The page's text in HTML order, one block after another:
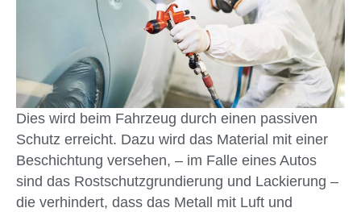
Dies wird beim Fahrzeug durch einen passiven
Schutz erreicht. Dazu wird das Material mit einer
Beschichtung versehen, – im Falle eines Autos
sind das Rostschutzgrundierung und Lackierung –
die verhindert, dass das Metall mit Luft und